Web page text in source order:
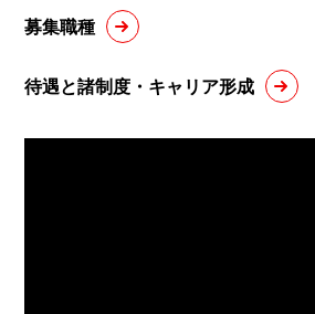
募集職種
待遇と諸制度・キャリア形成